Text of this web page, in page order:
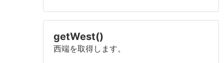
getWest()
西端を取得します。